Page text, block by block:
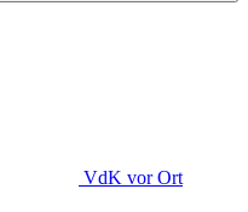
VdK vor Ort